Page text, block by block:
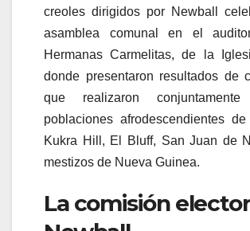
creoles dirigidos por Newball
asamblea comunal en el
Hermanas Carmelitas, de la
donde presentaron resultados de
que realizaron
poblaciones afrodescendientes
Kukra Hill, El Bluff, San Juan de
mestizos de Nueva Guinea.
La comisión